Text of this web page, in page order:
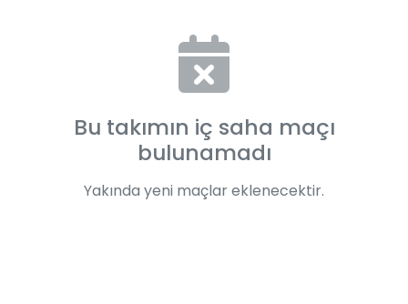
Bu takımın iç saha maçı
bulunamadı
Yakında yeni maçlar eklenecektir.